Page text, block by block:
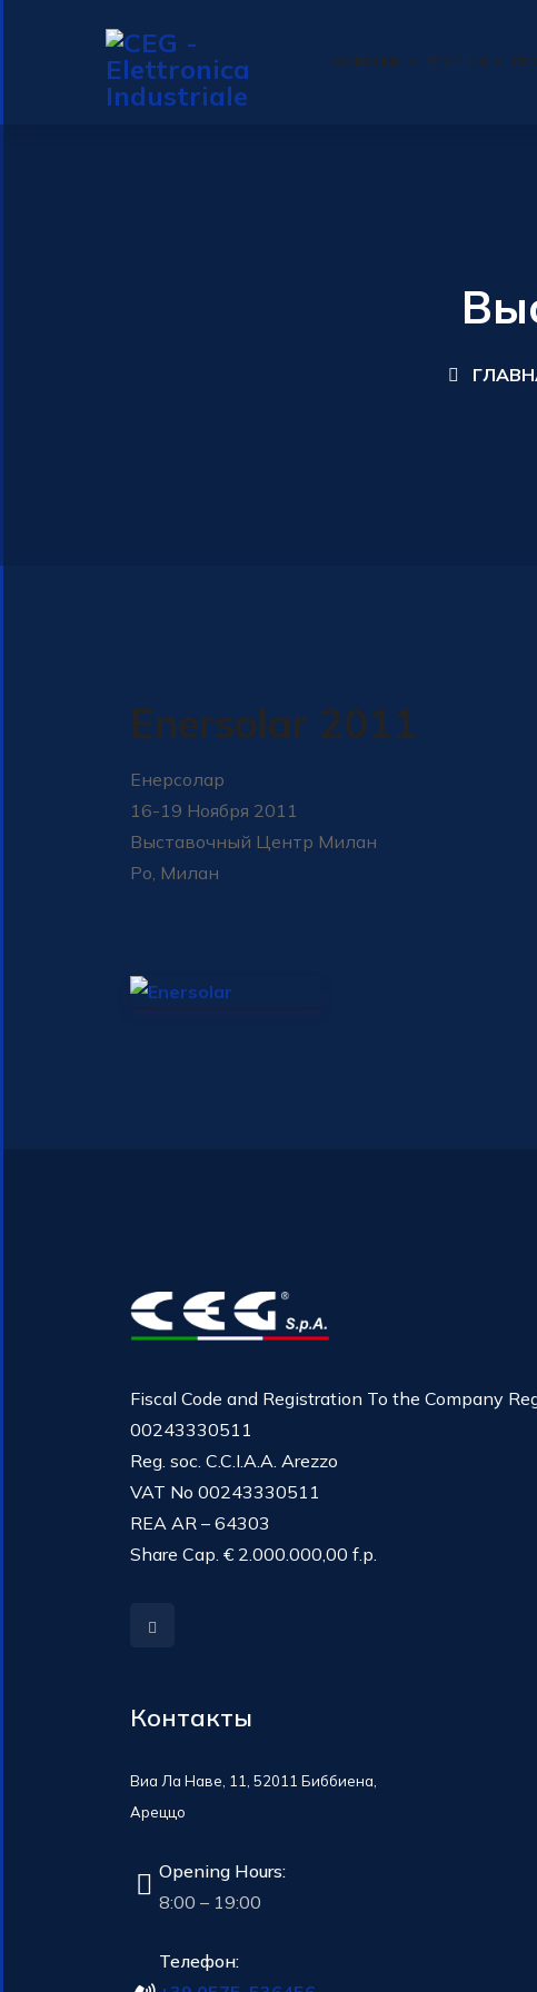
КОМПАНИЯ РЕШЕНИЯ
Enersolar 2011
Енерсолар
16-19 Ноября 2011
Выставочный Центр Милан
Ро, Милан
Fiscal Code and Registration To the Company
00243330511
Reg. soc. C.C.I.A.A. Arezzo
VAT No 00243330511
REA AR – 64303
Share Cap. € 2.000.000,00 f.p.
Контакты
Виа Ла Наве, 11, 52011 Биббиена,
Ареццо
Opening Hours:
8:00 – 19:00
Телефон: